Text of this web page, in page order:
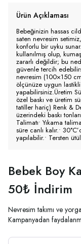
Ürün Açıklaması
Bebeğinizin hassas
saten nevresim
konforlu bir uyku
kullanılmış olup,
zararlı değildir; bu
güvenle tercih
nevresim (100×150
ölçünüze uygun
yapabilirsiniz.Üretim
özel baskı ve üretim
tatiller hariç) Renk &
üzerindeki baskı
Talimatı• Yıkama
süre canlı kalır.•
yapılabilir.• Tersten
Bebek Boy
50₺ İndirim
Nevresim takımı ve
Kampanyadan